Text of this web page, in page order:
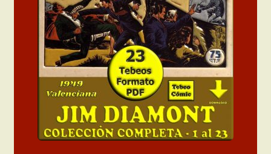
Mi cuenta